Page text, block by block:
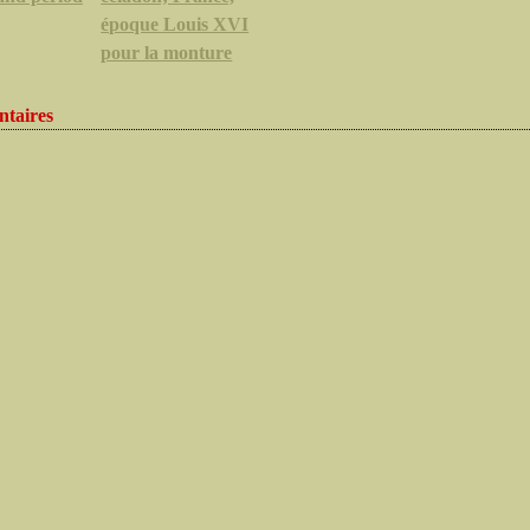
époque Louis XVI
pour la monture